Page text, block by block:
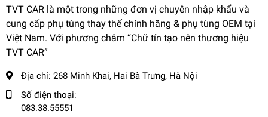
TVT CAR là một trong những đơn vị chuyên nhập khẩu và
cung cấp phụ tùng thay thế chính hãng & phụ tùng OEM tại
Việt Nam. Với phương châm “Chữ tín tạo nên thương hiệu
TVT CAR”
Địa chỉ: 268 Minh Khai, Hai Bà Trưng, Hà Nội
Số điện thoại:
083.38.55551